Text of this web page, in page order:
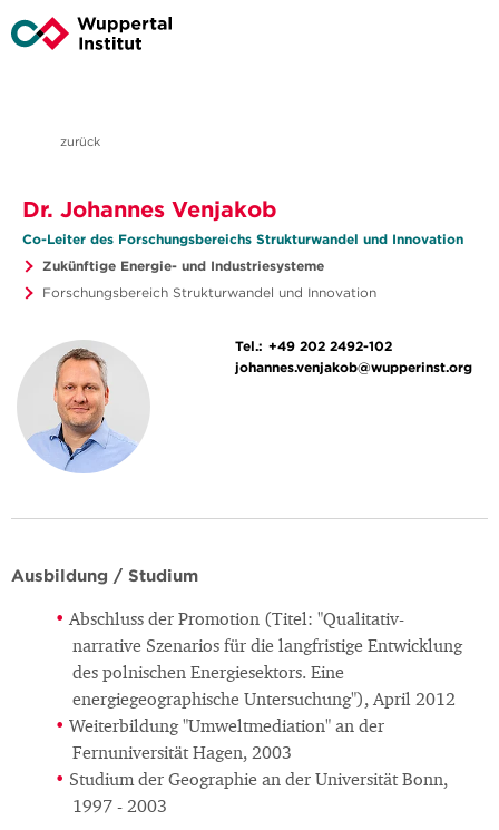
zurück
Dr. Johannes Venjakob
Co-Leiter des Forschungsbereichs Strukturwandel und Innovation
Zukünftige Energie- und Industriesysteme
Forschungsbereich Strukturwandel und Innovation
Tel.: +49 202 2492-102
johannes.venjakob@wupperinst.org
Ausbildung / Studium
Abschluss der Promotion (Titel: "Qualitativ-
narrative Szenarios für die langfristige Entwicklung
des polnischen Energiesektors. Eine
energiegeographische Untersuchung"), April 2012
Weiterbildung "Umweltmediation" an der
Fernuniversität Hagen, 2003
Studium der Geographie an der Universität Bonn,
1997 - 2003